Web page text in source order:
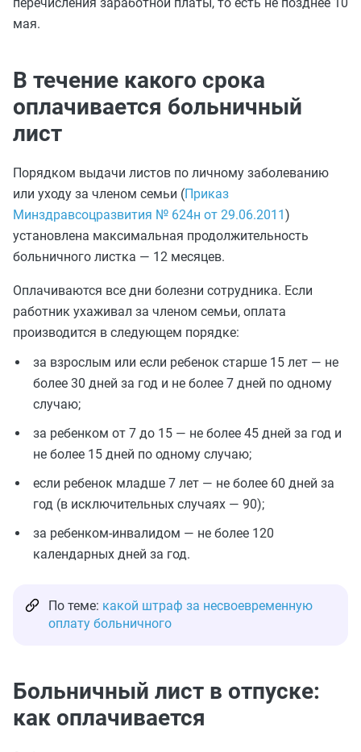
мая.
В течение какого срока
оплачивается больничный
лист
Порядком выдачи листов по личному заболеванию
или уходу за членом семьи (Приказ
Минздравсоцразвития № 624н от 29.06.2011)
установлена максимальная продолжительность
больничного листка — 12 месяцев.
Оплачиваются все дни болезни сотрудника. Если
работник ухаживал за членом семьи, оплата
производится в следующем порядке:
за взрослым или если ребенок старше 15 лет — не
более 30 дней за год и не более 7 дней по одному
случаю;
за ребенком от 7 до 15 — не более 45 дней за год и
не более 15 дней по одному случаю;
если ребенок младше 7 лет — не более 60 дней за
год (в исключительных случаях — 90);
за ребенком-инвалидом — не более 120
календарных дней за год.
По теме: какой штраф за несвоевременную
оплату больничного
Больничный лист в отпуске:
как оплачивается